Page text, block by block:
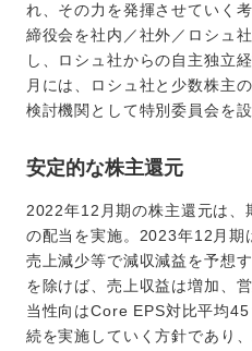
れ、その力を発揮させていく
締役会を社内／社外／ロシュ
し、ロシュ社からの自主独立
月には、ロシュ社と少数株主
検討機関として特別委員会を設
安定的な株主還元
2022年12月期の株主還元は、
の配当を実施。2023年12月
売上減少等で減収減益を予想
を除けば、売上収益は増加、
当性向はCore EPS対比平均
続を実施していく方針であり